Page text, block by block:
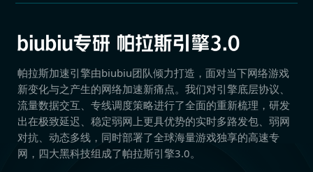
帕拉斯加速引擎由biubiu团队倾力打造，面对当下网络游戏
新变化与之产生的网络加速新痛点。我们对引擎底层协议、
流量数据交互、专线调度策略进行了全面的重新梳理，研发
出在极致延迟、稳定弱网上更具优势的实时多路发包、弱网
对抗、动态多线，同时部署了全球海量游戏独享的高速专
网，四大黑科技组成了帕拉斯引擎3.0。